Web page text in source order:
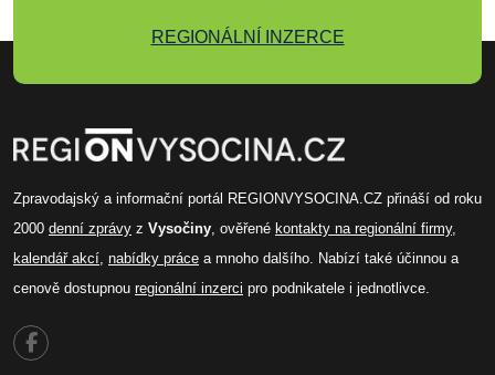
REGIONÁLNÍ INZERCE
Zpravodajský a informační portál REGIONVYSOCINA.CZ přináší od roku
2000 denní zprávy z Vysočiny , ověřené kontakty na regionální firmy,
kalendář akcí nabídky práce a mnoho dalšího. Nabízí také účinnou a
cenově dostupnou regionální inzerci pro podnikatele i jednotlivce.